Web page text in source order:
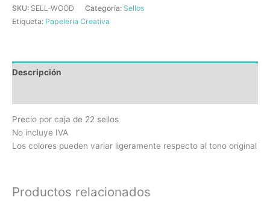
SKU: SELL-WOOD Categoría: Sellos
Etiqueta: Papeleria Creativa
Descripción
Precio por caja de 22 sellos
No incluye IVA
Los colores pueden variar ligeramente respecto al tono original
Productos relacionados